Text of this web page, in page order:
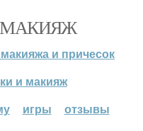
МАКИЯЖ
и причесок
и макияж
игры отзывы